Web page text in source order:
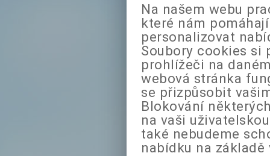
Na našem webu
které nám
personalizovat
Soubory cookies si
prohlížeči na
webová stránka
se přizpůsobit
Blokování
na vaši
také nebudeme
nabídku na